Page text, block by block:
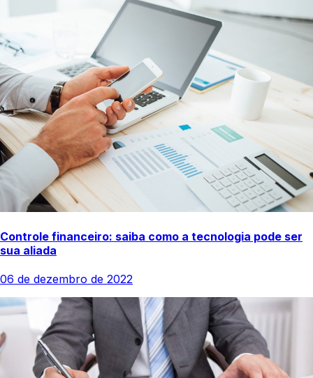
Controle financeiro: saiba como a tecnologia pode ser
sua aliada
06 de dezembro de 2022